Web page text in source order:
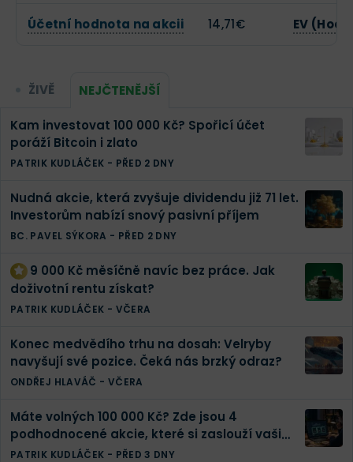
Účetní hodnota na akcii 14,71€ EV
ŽIVĚ NEJČTENĚJŠÍ
Kam investovat 100 000 Kč? Spořicí účet
poráží Bitcoin i zlato
PATRIK KUDLÁČEK - PŘED 2 DNY
Nudná akcie, která zvyšuje dividendu již 71 let.
Investorům nabízí snový pasivní příjem
BC. PAVEL SÝKORA - PŘED 2 DNY
9 000 Kč měsíčně navíc bez práce. Jak
doživotní rentu získat?
PATRIK KUDLÁČEK - VČERA
Konec medvědího trhu na dosah: Velryby
navyšují své pozice. Čeká nás brzký odraz?
ONDŘEJ HLAVÁČ - VČERA
Máte volných 100 000 Kč? Zde jsou 4
podhodnocené akcie, které si zaslouží vaši
pozornost
PATRIK KUDLÁČEK - PŘED 3 DNY